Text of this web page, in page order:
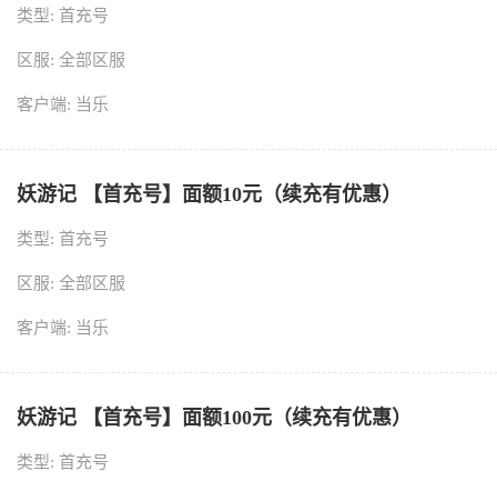
类型: 首充号
区服: 全部区服
客户端: 当乐
妖游记 【首充号】面额10元（续充有优惠）
类型: 首充号
区服: 全部区服
客户端: 当乐
妖游记 【首充号】面额100元（续充有优惠）
类型: 首充号